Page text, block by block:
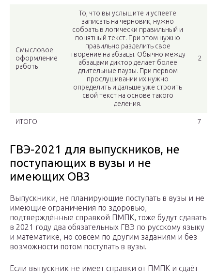
Смысловое
оформление
работы
То, что вы услышите и успеете
записать на черновик, нужно
собрать в логически правильный и
понятный текст. При этом нужно
правильно разделить свое
творение на абзацы. Обычно между
абзацами диктор делает более
длительные паузы. При первом
прослушивании их нужно
определить и дальше уже строить
свой текст на основе такого
деления.
2
ИТОГО 7
ГВЭ-2021 для выпускников, не
поступающих в вузы и не
имеющих ОВЗ
Выпускники, не планирующие поступать в вузы и не
имеющие ограничения по здоровью,
подтверждённые справкой ПМПК, тоже будут сдавать
в 2021 году два обязательных ГВЭ по русскому языку
и математике, но совсем по другим заданиям и без
возможности потом поступать в вузы.
Если выпускник не имеет справки от ПМПК и сдаёт